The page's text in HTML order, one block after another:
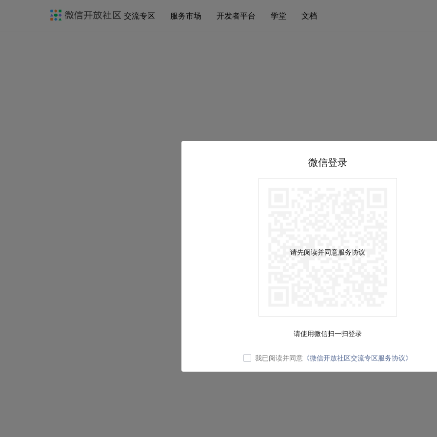
交流专区 服务市场 开发者平台 学堂 文档
微信登录
请先阅读并同意服务协议
请使用微信扫一扫登录
我已阅读并同意 《微信开放社区交流专区服务协议》